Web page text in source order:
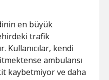
en büyük
trafik
Kullanıcılar, kendi
ambulansı
kaybetmiyor ve daha